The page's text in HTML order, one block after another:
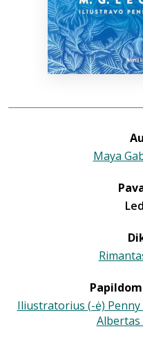
Maya
Iliustratorius (-ė) Penny
Albertas